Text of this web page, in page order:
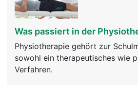
Was passiert in der
Physiotherapie gehört zur
sowohl ein therapeutisches wie
Verfahren.